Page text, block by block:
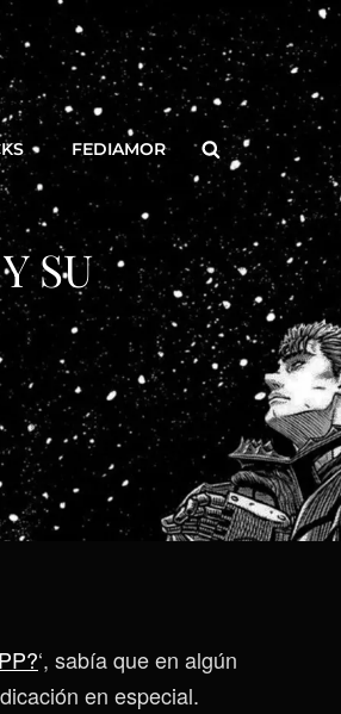
FEDIAMOR Buscar
SU
‘, sabía que en algún
en especial.